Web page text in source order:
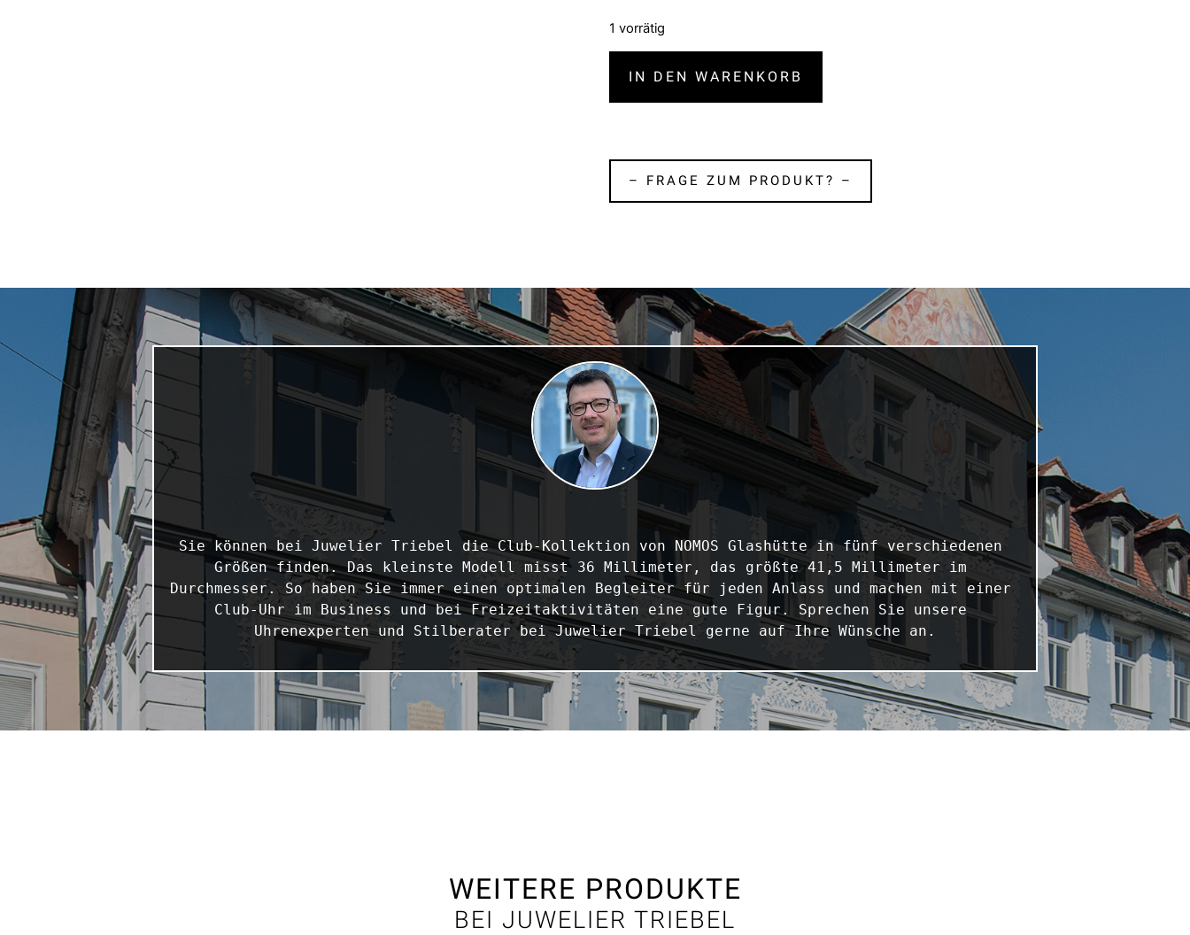
1 vorrätig
IN DEN WARENKORB
– FRAGE ZUM PRODUKT? –
Sie können bei Juwelier Triebel die Club-Kollektion von NOMOS Glashütte in fünf verschiedenen
Größen finden. Das kleinste Modell misst 36 Millimeter, das größte 41,5 Millimeter im
Durchmesser. So haben Sie immer einen optimalen Begleiter für jeden Anlass und machen mit einer
Club-Uhr im Business und bei Freizeitaktivitäten eine gute Figur. Sprechen Sie unsere
Uhrenexperten und Stilberater bei Juwelier Triebel gerne auf Ihre Wünsche an.
WEITERE PRODUKTE
BEI JUWELIER TRIEBEL